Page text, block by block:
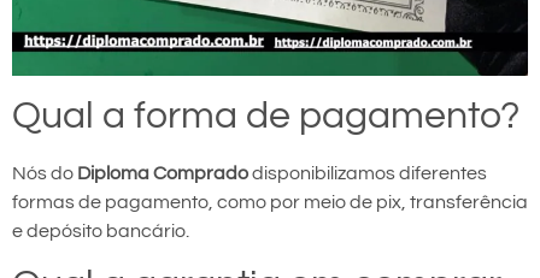
Qual a forma de pagamento?
Nós do Diploma Compradodisponibilizamos diferentes
formas de pagamento, como por meio de pix, transferência
e depósito bancário.